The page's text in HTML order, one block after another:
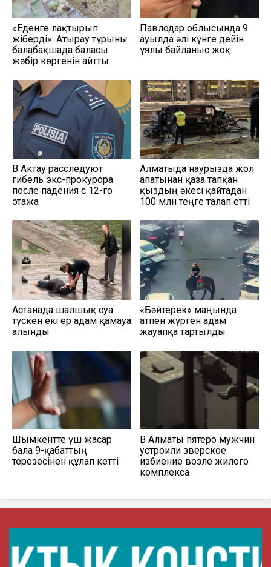
«Еденге лақтырып
жіберді»: Атырау тұрғыны
балабақшада баласы
жәбір көргенін айтты
Павлодар облысында 9
ауылда әлі күнге дейін
ұялы байланыс жоқ
В Актау расследуют
гибель экс-прокурора
после падения с 12-го
этажа
Алматыда наурызда жол
апатынан қаза тапқан
қыздың әкесі қайтадан
100 млн теңге талап етті
Астанада шалшық суға
түскен екі ер адам қамауға
алынды
«Бәйтерек» маңында
атпен жүрген адам
жауапқа тартылды
Шымкентте үш жасар
бала 9-қабаттың
терезесінен құлап кетті
В Алматы пятеро мужчин
устроили зверское
избиение возле жилого
комплекса